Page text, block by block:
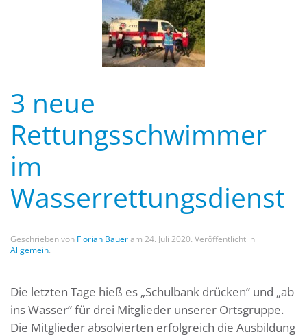
3 neue
Rettungsschwimmer
im
Wasserrettungsdienst
Geschrieben von Florian Baueram 24. Juli 2020. Veröffentlicht in
Allgemein.
Die letzten Tage hieß es „Schulbank drücken“ und „ab
ins Wasser“ für drei Mitglieder unserer Ortsgruppe.
Die Mitglieder absolvierten erfolgreich die Ausbildung